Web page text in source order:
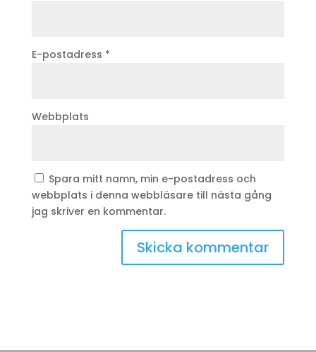
E-postadress *
Webbplats
Spara mitt namn, min e-postadress och
webbplats i denna webbläsare till nästa gång
jag skriver en kommentar.